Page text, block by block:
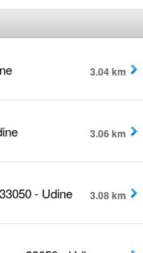
3.04 km
3.06 km
- Udine
3.08 km